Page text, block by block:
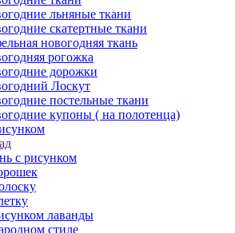
льняные ткани
скатертные ткани
новогодняя ткань
рогожка
дорожки
Лоскут
постельные ткани
купоны ( на полотенца)
с рисунком
лаванды
стиле